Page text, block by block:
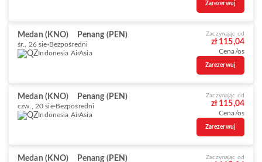
Zarezerwuj
Medan (KNO) Penang (PEN)
śr., 26 sie Bezpośredni
Indonesia AirAsia
Zaczynając od
zł 115,04
Cena/os
Zarezerwuj
Medan (KNO) Penang (PEN)
czw., 20 sie Bezpośredni
Indonesia AirAsia
Zaczynając od
zł 115,04
Cena/os
Zarezerwuj
Medan (KNO) Penang (PEN) Zaczynając od